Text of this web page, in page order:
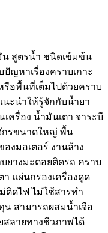
น สูตรน้ำ ชนิดเข้มข้น
ญหาเรื่องคราบเกาะ
รือพื้นที่เต็มไปด้วยคราบ
ะนำให้รู้จักกับน้ำยา
ครื่อง น้ำมันเตา จาระบี
กรขนาดใหญ่ พื้น
องมอเตอร์ งานล้าง
ยางมะตอยติดรถ คราบ
แผ่นกรองเครื่องดูด
ติดไฟ ไม่ใช้สารทำ
น สามารถผสมน้ำเจือ
สลายทางชีวภาพได้